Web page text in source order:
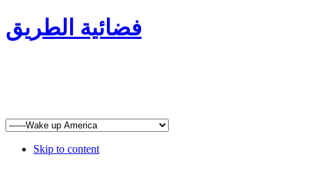
فضائية الطريق
Skip to content